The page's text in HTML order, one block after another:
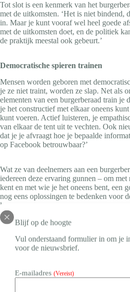
Blijf op de hoogte
Vul onderstaand formulier in om je
voor de nieuwsbrief.
E-mailadres (Vereist)
Tot slot is een kenmerk van het
met de uitkomsten. ‘Het is niet bindend,
in. Maar je kunt vooraf wel heel goede
met de uitkomsten doet, en de politiek
de praktijk meestal ook gebeurt.’
Democratische spieren trainen
Mensen worden geboren met
je ze niet traint, worden ze slap. Net als
elementen van een burgerberaad train je
je het constructief met elkaar oneens
kunt voeren. Actief luisteren, je
van elkaar de tent uit te vechten. Ook
dat je je afvraagt hoe je bepaalde
op Facebook betrouwbaar?’
Wat ze van deelnemers aan een
iedereen deze ervaring gunnen – om
kent en met wie je het oneens bent, een
nog eens oplossingen te bedenken voor
leven.
Een goed getrainde democratische spier
wereldproblematiek. ‘Het geeft
ontdekken dat het ertoe doet wat ze te
‘En daarbij, er is nog niet veel
gedaan, maar er is wel veel anekdotisch